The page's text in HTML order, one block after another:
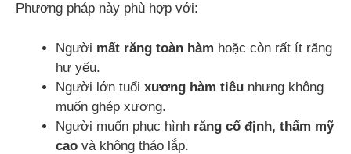
Phương pháp này phù hợp với:
Người mất răng toàn hàm hoặc còn rất ít răng
hư yếu.
Người lớn tuổi xương hàm tiêu nhưng không
muốn ghép xương.
Người muốn phục hình răng cố định, thẩm mỹ
cao và không tháo lắp.